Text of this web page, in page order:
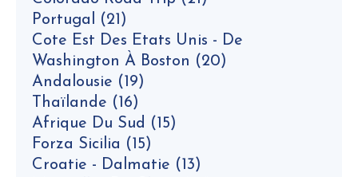
Portugal (21)
Cote Est Des Etats Unis - De
Washington À Boston (20)
Andalousie (19)
Thaïlande (16)
Afrique Du Sud (15)
Forza Sicilia (15)
Croatie - Dalmatie (13)